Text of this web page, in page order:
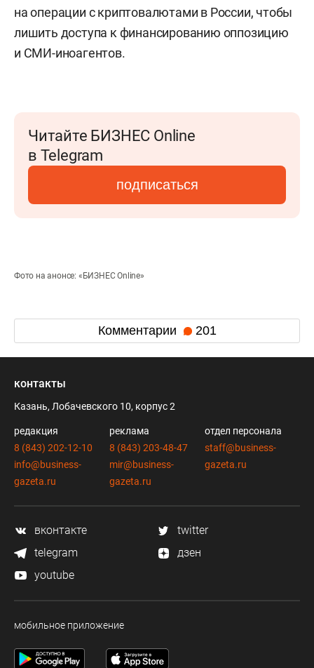
на операции с криптовалютами в России, чтобы
лишить доступа к финансированию оппозицию
и СМИ-иноагентов.
Читайте БИЗНЕС Online
в Telegram
подписаться
Фото на анонсе: «БИЗНЕС Online»
Комментарии 201
контакты
Казань, Лобачевского 10, корпус 2
редакция
8 (843) 202-12-10
info@business-
gazeta.ru
реклама
8 (843) 203-48-47
mir@business-
gazeta.ru
отдел персонала
staff@business-
gazeta.ru
вконтакте
twitter
telegram
дзен
youtube
мобильное приложение